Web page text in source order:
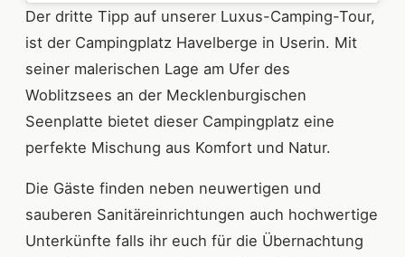
Der dritte Tipp auf unserer Luxus-Camping-Tour,
ist der Campingplatz Havelberge in Userin. Mit
seiner malerischen Lage am Ufer des
Woblitzsees an der Mecklenburgischen
Seenplatte bietet dieser Campingplatz eine
perfekte Mischung aus Komfort und Natur.
Die Gäste finden neben neuwertigen und
sauberen Sanitäreinrichtungen auch hochwertige
Unterkünfte falls ihr euch für die Übernachtung